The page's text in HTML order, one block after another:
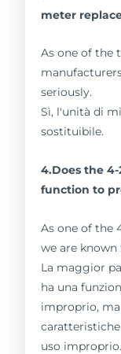
meter
As one of the
seriously.
Sì, l'unità di
sostituibile.
4.Does the
function to
As one of the
we are
La maggior
ha una
improprio,
uso